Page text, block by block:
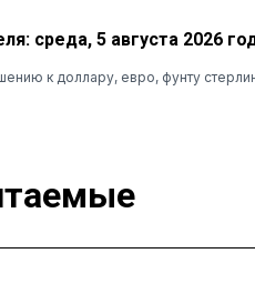
среда, 5 августа 2026
к доллару, евро, фунту